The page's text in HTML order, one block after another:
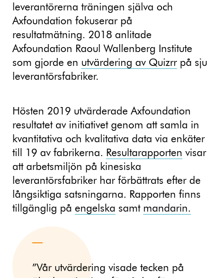
leverantörerna träningen själva och
Axfoundation fokuserar på
resultatmätning. 2018 anlitade
Axfoundation Raoul Wallenberg Institute
som gjorde en utvärdering av Quizrrpå sju
leverantörsfabriker.
Hösten 2019 utvärderade Axfoundation
resultatet av initiativet genom att samla in
kvantitativa och kvalitativa data via enkäter
till 19 av fabrikerna. Resultarapporten visar
att arbetsmiljön på kinesiska
leverantörsfabriker har förbättrats efter de
långsiktiga satsningarna. Rapporten finns
tillgänglig på engelska samt mandarin.
”Vår utvärdering visade tecken på